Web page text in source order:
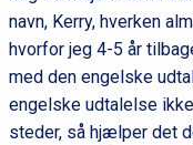
navn, Kerry, hverken
hvorfor jeg 4-5 år
med den engelske
engelske udtalelse
steder, så hjælper det